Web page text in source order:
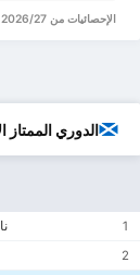
الإحصائيات من 2026/27 موسم Premiership
الدوري الممتاز
1
2